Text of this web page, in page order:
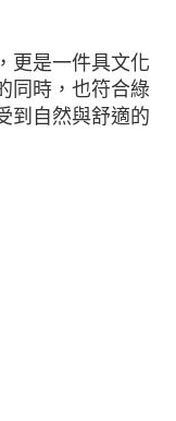
更是一件具文化
同時，也符合綠
到自然與舒適的